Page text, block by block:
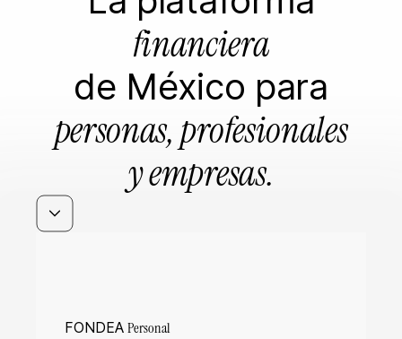
financiera
de México para
personas, profesionales
y empresas.
FONDEA Personal